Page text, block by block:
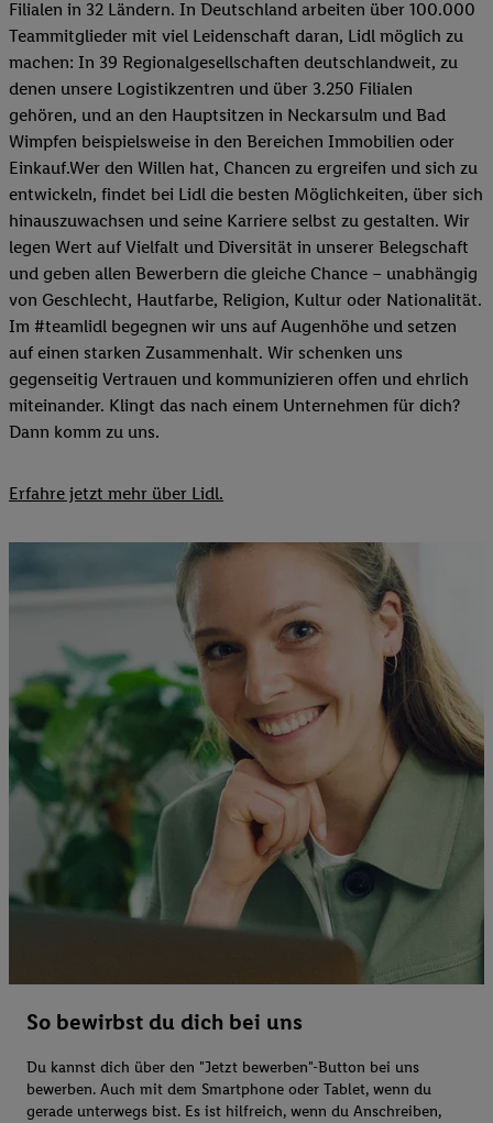
Filialen in 32 Ländern. In Deutschland arbeiten über 100.000
Teammitglieder mit viel Leidenschaft daran, Lidl möglich zu
machen: In 39 Regionalgesellschaften deutschlandweit, zu
denen unsere Logistikzentren und über 3.250 Filialen
gehören, und an den Hauptsitzen in Neckarsulm und Bad
Wimpfen beispielsweise in den Bereichen Immobilien oder
Einkauf.Wer den Willen hat, Chancen zu ergreifen und sich zu
entwickeln, findet bei Lidl die besten Möglichkeiten, über sich
hinauszuwachsen und seine Karriere selbst zu gestalten. Wir
legen Wert auf Vielfalt und Diversität in unserer Belegschaft
und geben allen Bewerbern die gleiche Chance – unabhängig
von Geschlecht, Hautfarbe, Religion, Kultur oder Nationalität.
Im #teamlidl begegnen wir uns auf Augenhöhe und setzen
auf einen starken Zusammenhalt. Wir schenken uns
gegenseitig Vertrauen und kommunizieren offen und ehrlich
miteinander. Klingt das nach einem Unternehmen für dich?
Dann komm zu uns.​
Erfahre jetzt mehr über Lidl.
So bewirbst du dich bei uns
Du kannst dich über den "Jetzt bewerben"-Button bei uns
bewerben. Auch mit dem Smartphone oder Tablet, wenn du
gerade unterwegs bist. Es ist hilfreich, wenn du Anschreiben,